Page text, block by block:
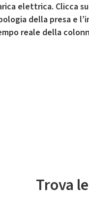
elettrica. Clicca
della presa e
reale della
Il servizio di mobilità
Trova